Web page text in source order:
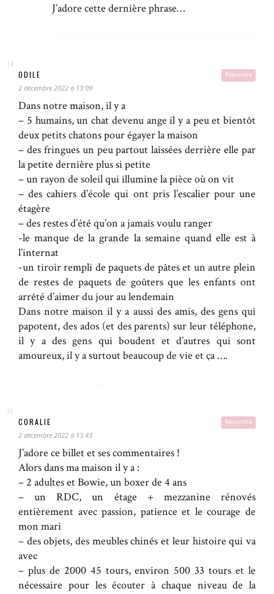
J’adore cette dernière phrase…
Répondre
ODILE
2 décembre 2022 à 13:09
Dans notre maison, il y a
– 5 humains, un chat devenu ange il y a peu et bientôt
deux petits chatons pour égayer la maison
– des fringues un peu partout laissées derrière elle par
la petite dernière plus si petite
– un rayon de soleil qui illumine la pièce où on vit
– des cahiers d’école qui ont pris l’escalier pour une
étagère
– des restes d’été qu’on a jamais voulu ranger
-le manque de la grande la semaine quand elle est à
l’internat
-un tiroir rempli de paquets de pâtes et un autre plein
de restes de paquets de goûters que les enfants ont
arrêté d’aimer du jour au lendemain
Dans notre maison il y a aussi des amis, des gens qui
papotent, des ados (et des parents) sur leur téléphone,
il y a des gens qui boudent et d’autres qui sont
amoureux, il y a surtout beaucoup de vie et ça ….
Répondre
CORALIE
2 décembre 2022 à 13:43
J’adore ce billet et ses commentaires !
Alors dans ma maison il y a :
– 2 adultes et Bowie, un boxer de 4 ans
– un RDC, un étage + mezzanine rénovés
entièrement avec passion, patience et le courage de
mon mari
– des objets, des meubles chinés et leur histoire qui va
avec
– plus de 2000 45 tours, environ 500 33 tours et le
nécessaire pour les écouter à chaque niveau de la